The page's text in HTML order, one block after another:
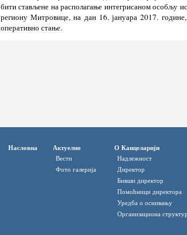
бити стављене на располагање интегрисаном особљу
региону Митровице, на дан 16. јануара 2017.
оперативно стање.
Насловна Актуелно
Вести
Фото галерија
О Канцеларији
Надлежност
Директор
Бивши директор
Помоћници директора
Уредба о оснивању
Организациона